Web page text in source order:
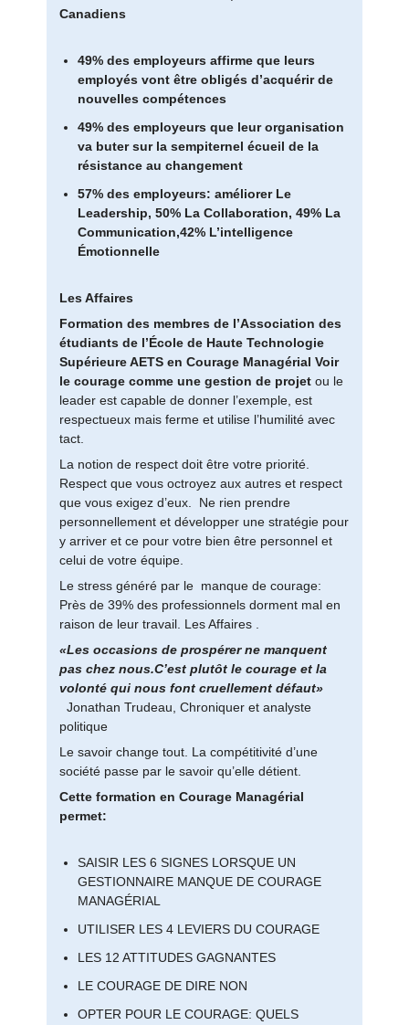
Canadiens
49% des employeurs affirme que leurs
employés vont être obligés d’acquérir de
nouvelles compétences
49% des employeurs que leur organisation
va buter sur la sempiternel écueil de la
résistance au changement
57% des employeurs: améliorer Le
Leadership, 50% La Collaboration, 49% La
Communication,42% L’intelligence
Émotionnelle
Les Affaires
Formation des membres de l’Association des
étudiants de l’École de Haute Technologie
Supérieure AETS en Courage ManagérialVoir
le courage comme une gestion de projet ou le
leader est capable de donner l’exemple, est
respectueux mais ferme et utilise l’humilité avec
tact.
La notion de respect doit être votre priorité.
Respect que vous octroyez aux autres et respect
que vous exigez d’eux. Ne rien prendre
personnellement et développer une stratégie pour
y arriver et ce pour votre bien être personnel et
celui de votre équipe.
Le stress généré par le manque de courage:
Près de 39% des professionnels dorment mal en
raison de leur travail. Les Affaires .
«Les occasions de prospérer ne manquent
pas chez nous.C’est plutôt le courage et la
volonté qui nous font cruellement défaut»
Jonathan Trudeau, Chroniquer et analyste
politique
Le savoir change tout. La compétitivité d’une
société passe par le savoir qu’elle détient.
Cette formation en Courage Managérial
permet:
SAISIR LES 6 SIGNES LORSQUE UN
GESTIONNAIRE MANQUE DE COURAGE
MANAGÉRIAL
UTILISER LES 4 LEVIERS DU COURAGE
LES 12 ATTITUDES GAGNANTES
LE COURAGE DE DIRE NON
OPTER POUR LE COURAGE: QUELS